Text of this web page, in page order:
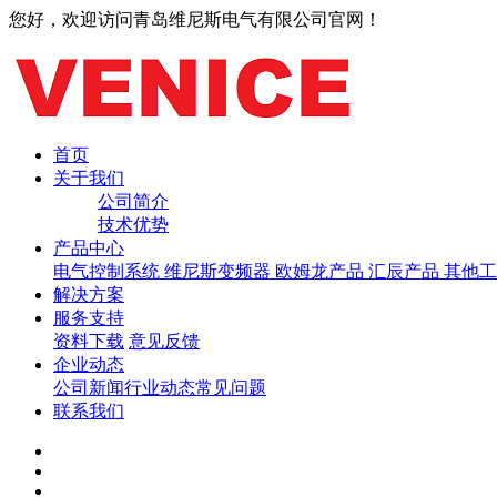
您好，欢迎访问青岛维尼斯电气有限公司官网！
首页
关于我们
公司简介
技术优势
产品中心
电气控制系统 维尼斯变频器 欧姆龙产品 汇辰产品 其他
解决方案
服务支持
资料下载 意见反馈
企业动态
公司新闻行业动态常见问题
联系我们